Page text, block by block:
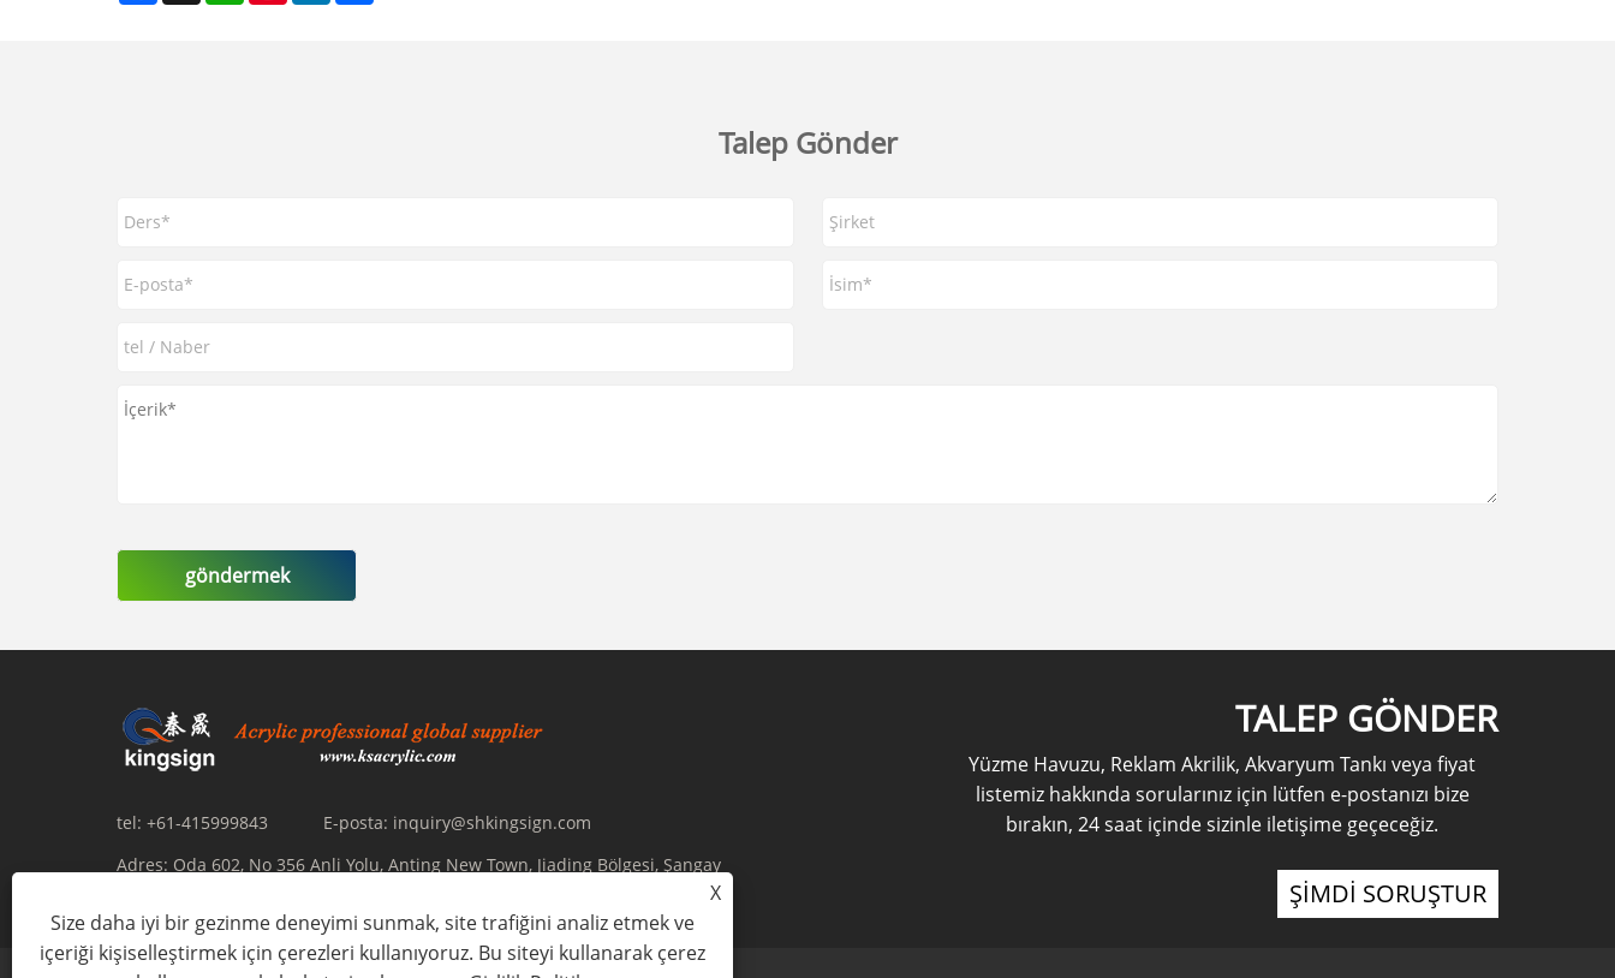
Talep Gönder
göndermek
tel: +61-415999843 E-posta: inquiry@shkingsign.com
Adres: Oda 602, No 356 Anli Yolu, Anting New Town, Jiading Bölgesi, Şangay
TALEP GÖNDER
Yüzme Havuzu, Reklam Akrilik, Akvaryum Tankı veya fiyat
listemiz hakkında sorularınız için lütfen e-postanızı bize
bırakın, 24 saat içinde sizinle iletişime geçeceğiz.
ŞİMDİ SORUŞTUR
X
Size daha iyi bir gezinme deneyimi sunmak, site trafiğini analiz etmek ve
içeriği kişiselleştirmek için çerezleri kullanıyoruz. Bu siteyi kullanarak çerez